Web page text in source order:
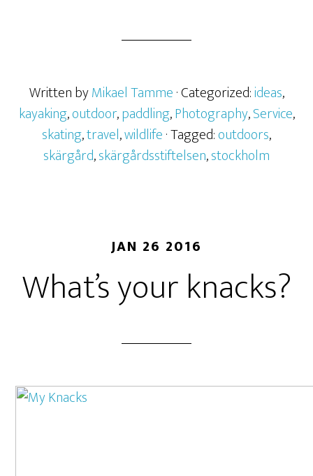
Written byMikael Tamme· Categorized:ideas,
kayaking,outdoor,paddling,Photography,Service,
skating,travel,wildlife· Tagged:outdoors,
skärgård,skärgårdsstiftelsen,stockholm
JAN 26 2016
What’s your knacks?